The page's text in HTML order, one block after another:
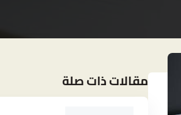
مقالات ذات صلة